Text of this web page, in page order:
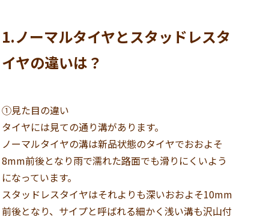
1.ノーマルタイヤとスタッドレスタ
イヤの違いは？
①見た目の違い
タイヤには見ての通り溝があります。
ノーマルタイヤの溝は新品状態のタイヤでおおよそ
8mm前後となり雨で濡れた路面でも滑りにくいよう
になっています。
スタッドレスタイヤはそれよりも深いおおよそ10mm
前後となり、サイプと呼ばれる細かく浅い溝も沢山付